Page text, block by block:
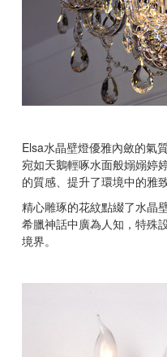
Elsa水晶壁燈優雅內斂的氣
宛如天鵝輕啄水面般嫋嫋婷
的質感、提升了環境中的雅致
精心雕琢的花紋點綴了水晶
希臘神話中廣為人知，特殊
境界。